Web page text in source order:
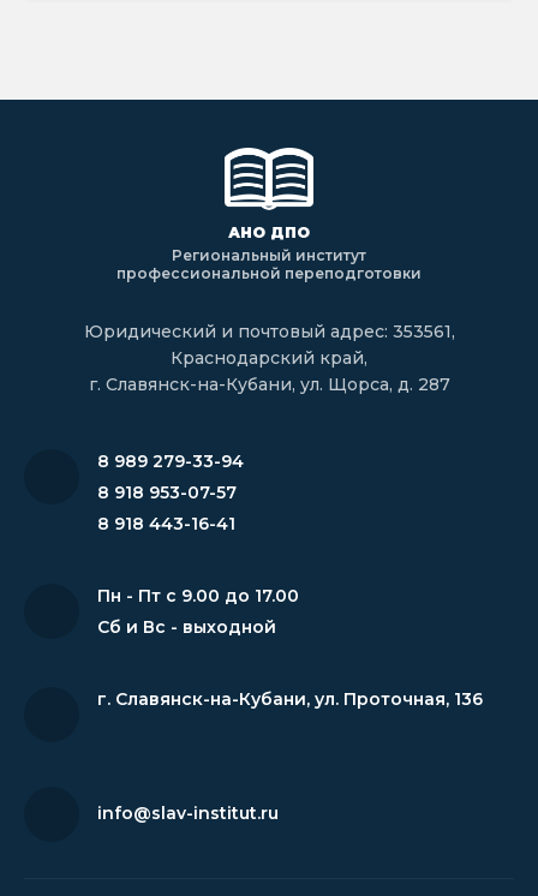
АНО ДПО
Региональный институт
профессиональной переподготовки
Юридический и почтовый адрес: 353561,
Краснодарский край,
г. Славянск-на-Кубани, ул. Щорса, д. 287
8 989 279-33-94
8 918 953-07-57
8 918 443-16-41
Пн - Пт с 9.00 до 17.00
Сб и Вс - выходной
г. Славянск-на-Кубани, ул. Проточная, 136
info@slav-institut.ru